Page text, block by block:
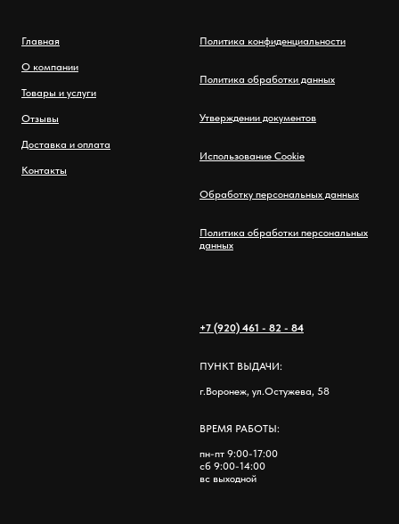
Главная
О компании
Товары и услуги
Отзывы
Доставка и оплата
Контакты
Политика конфиденциальности
Политика обработки данных
Утверждении документов
Использование Cookie
Обработку персональных данных
Политика обработки персональных
данных
+7 (920) 461 - 82 - 84
ПУНКТ ВЫДАЧИ:
г.Воронеж, ул.Остужева, 58
ВРЕМЯ РАБОТЫ:
пн-пт 9:00-17:00
сб 9:00-14:00
вс выходной